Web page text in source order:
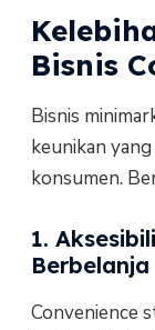
Bisnis
Bisnis
keunikan
konsumen.
1.
Berbelanja
Convenience